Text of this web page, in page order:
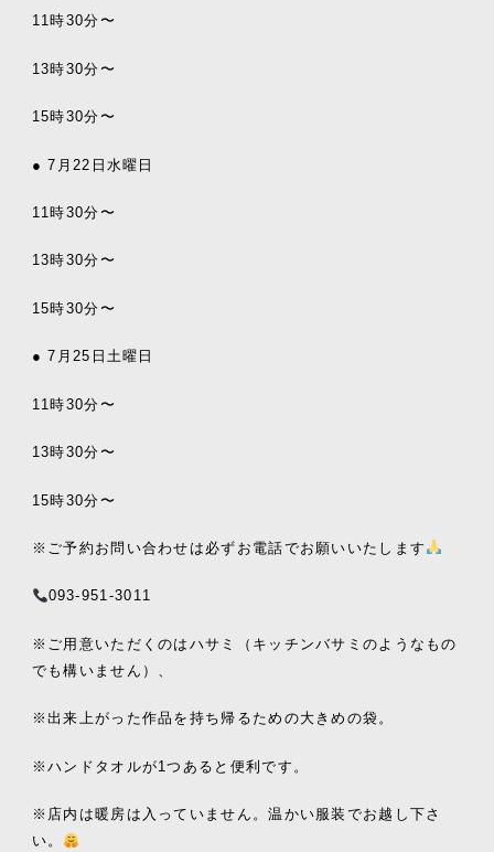
11時30分〜
13時30分〜
15時30分〜
● 7月22日水曜日
11時30分〜
13時30分〜
15時30分〜
● 7月25日土曜日
11時30分〜
13時30分〜
15時30分〜
※ご予約お問い合わせは必ずお電話でお願いいたします
093-951-3011
※ご用意いただくのはハサミ（キッチンバサミのようなもの
でも構いません）、
※出来上がった作品を持ち帰るための大きめの袋。
※ハンドタオルが1つあると便利です。
※店内は暖房は入っていません。温かい服装でお越し下さ
い。